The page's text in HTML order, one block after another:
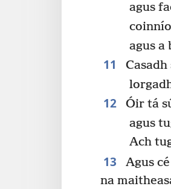
agus
agus
11
12
Óir tá
agus
Ach
13
Agus
na